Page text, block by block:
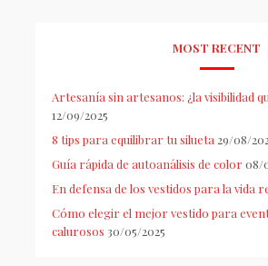
MOST RECENT
Artesanía sin artesanos: ¿la visibilidad
12/09/2025
8 tips para equilibrar tu silueta 29/08/
Guía rápida de autoanálisis de color 08/
En defensa de los vestidos para la vida
Cómo elegir el mejor vestido para
calurosos 30/05/2025